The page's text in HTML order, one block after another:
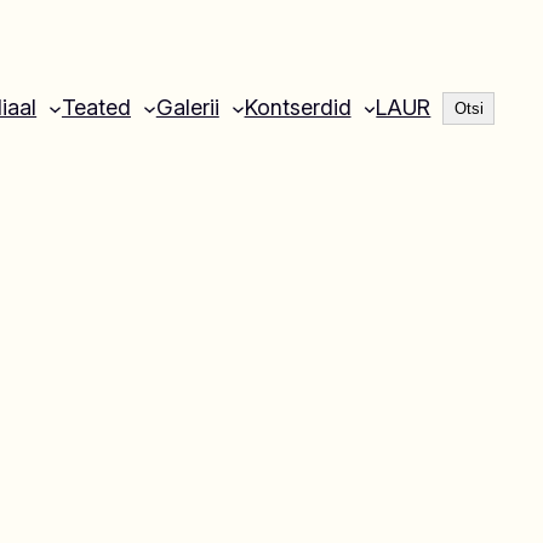
Teated Galerii Kontserdid LAUR Otsi
Otsi